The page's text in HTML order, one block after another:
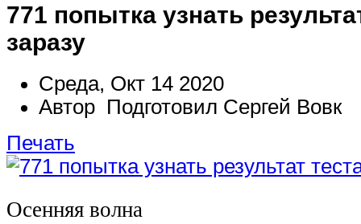
771 попытка узнать
заразу
Среда, Окт 14 2020
Автор Подготовил Сергей Вовк
Печать
Осенняя волна